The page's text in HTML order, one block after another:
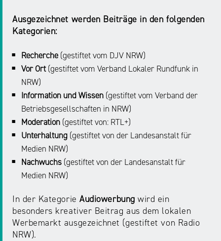
Audio
Desinformation
Medienvielfalt
am
Standort
NRW
Werbung
NRW
Medienscouts
Convention
Medienversammlung
Preis
für
mediale
Partizipation
gegen
Desinformation
FLIMMO
Die
Medienkommission
Kontakt
&
Anfahrt
Ausgezeichnet werden Beiträge in den folgenden
Kategorien:
Recherche (gestiftet vom DJV NRW)
Vor Ort(gestiftet vom Verband Lokaler Rundfunk in
NRW)
Information und Wissen (gestiftet vom Verband der
Betriebsgesellschaften in NRW)
Moderation (gestiftet von: RTL+)
Unterhaltung (gestiftet von der Landesanstalt für
Medien NRW)
Nachwuchs (gestiftet von der Landesanstalt für
Medien NRW)
In der KategorieAudiowerbung wird ein
besonders kreativer Beitrag aus dem lokalen
Werbemarkt ausgezeichnet (gestiftet von Radio
NRW).